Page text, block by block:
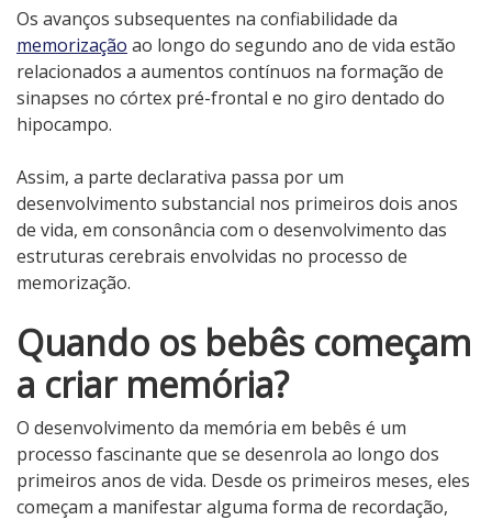
Os avanços subsequentes na confiabilidade da
memorização ao longo do segundo ano de vida estão
relacionados a aumentos contínuos na formação de
sinapses no córtex pré-frontal e no giro dentado do
hipocampo.
Assim, a parte declarativa passa por um
desenvolvimento substancial nos primeiros dois anos
de vida, em consonância com o desenvolvimento das
estruturas cerebrais envolvidas no processo de
memorização.
Quando os bebês começam
a criar memória?
O desenvolvimento da memória em bebês é um
processo fascinante que se desenrola ao longo dos
primeiros anos de vida. Desde os primeiros meses, eles
começam a manifestar alguma forma de recordação,